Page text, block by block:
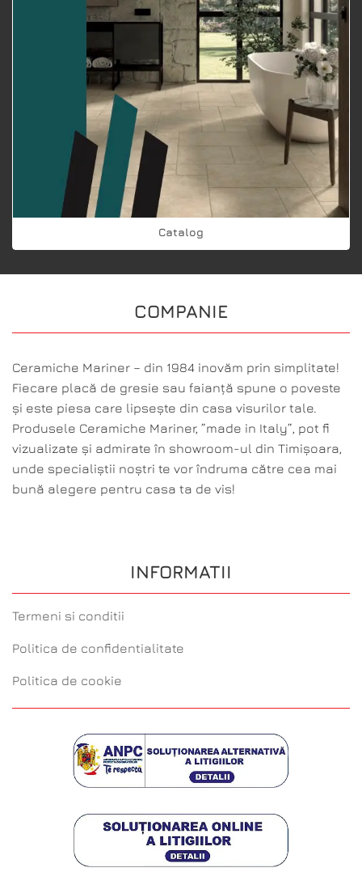
Catalog
COMPANIE
Ceramiche Mariner – din 1984 inovăm prin simplitate!
Fiecare placă de gresie sau faianță spune o poveste
și este piesa care lipsește din casa visurilor tale.
Produsele Ceramiche Mariner, ”made in Italy”, pot fi
vizualizate și admirate în showroom-ul din Timișoara,
unde specialiștii noștri te vor îndruma către cea mai
bună alegere pentru casa ta de vis!
INFORMATII
Termeni si conditii
Politica de confidentialitate
Politica de cookie